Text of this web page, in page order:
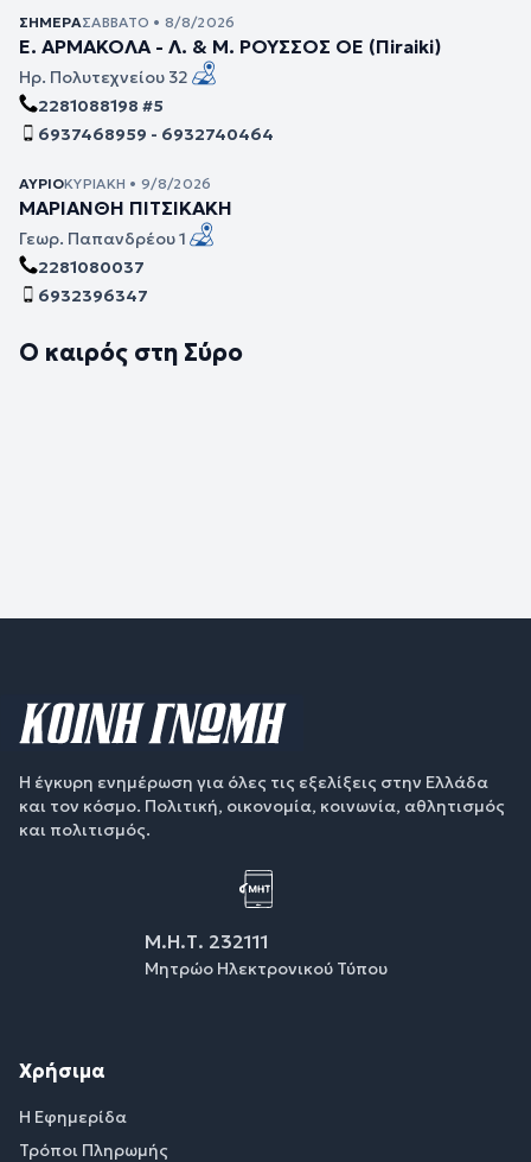
ΣΉΜΕΡΑΣΆΒΒΑΤΟ • 8/8/2026
Ε. ΑΡΜΑΚΟΛΑ - Λ. & Μ. ΡΟΥΣΣΟΣ ΟΕ (Πiraiki)
Ηρ. Πολυτεχνείου 32
2281088198 #5
6937468959 - 6932740464
ΑΎΡΙΟΚΥΡΙΑΚΉ • 9/8/2026
ΜΑΡΙΑΝΘΗ ΠΙΤΣΙΚΑΚΗ
Γεωρ. Παπανδρέου 1
2281080037
6932396347
Ο καιρός στη Σύρο
Η έγκυρη ενημέρωση για όλες τις εξελίξεις στην Ελλάδα
και τον κόσμο. Πολιτική, οικονομία, κοινωνία, αθλητισμός
και πολιτισμός.
Μ.Η.Τ. 232111
Μητρώο Ηλεκτρονικού Τύπου
Χρήσιμα
Η Εφημερίδα
Τρόποι Πληρωμής